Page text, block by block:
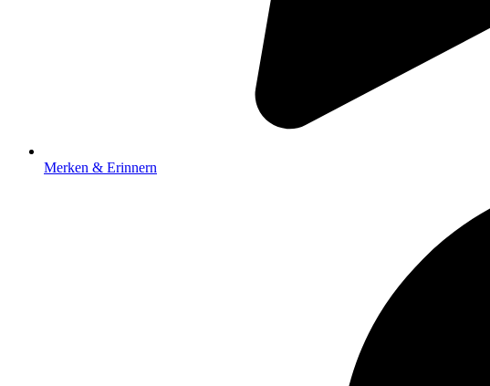
Merken & Erinnern